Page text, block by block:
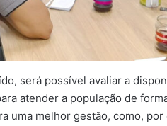
será possível avaliar a
atender a população de
uma melhor gestão, como,